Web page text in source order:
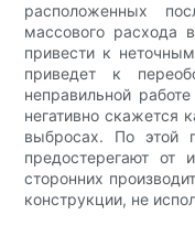
расположенных
массового расхода
привести к
приведет к
неправильной
негативно скажется
выбросах. По этой
предостерегают от
сторонних
конструкции, не